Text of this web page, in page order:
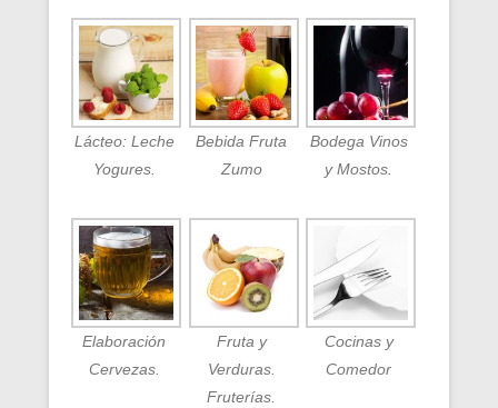
Lácteo: Leche
Yogures.
Bebida Fruta
Zumo
Bodega Vinos
y Mostos.
Elaboración
Cervezas.
Fruta y
Verduras.
Fruterías.
Cocinas y
Comedor